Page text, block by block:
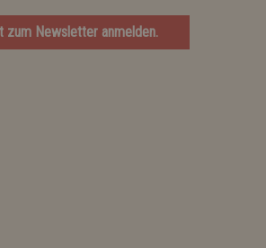
zum Newsletter anmelden.